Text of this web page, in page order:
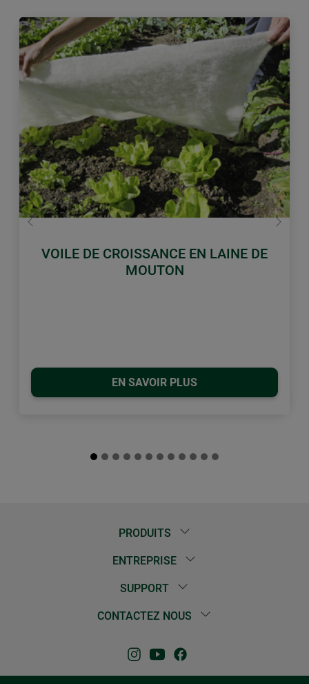
VOILE DE CROISSANCE EN LAINE DE
MOUTON
EN SAVOIR PLUS
retour
PRODUITS
ENTREPRISE
SUPPORT
CONTACTEZ NOUS